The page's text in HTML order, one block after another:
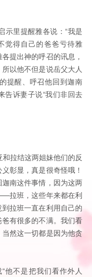
示里提醒雅各说：“我是
觉得自己的爸爸亏待雅
提出神的呼召的讯息，
以他不但是说岳父大人
提醒、呼召他回到迦南
告诉妻子说“我们非回去
拉结这两姐妹他们的反
彰显，真是很奇怪哦！
南这件事情，因为这两
拉班，这些年来都在利
拉班一直在利用自己的
有很多的不满。我们看
然这一切都是因为他贪
他不是把我们看作外人